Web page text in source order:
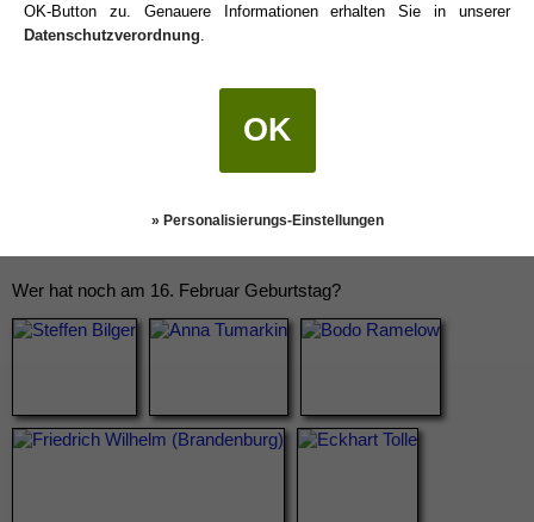
Wer hat noch am 16. Februar Geburtstag?
OK-Button zu. Genauere Informationen erhalten Sie in unserer
Datenschutzverordnung.
OK
» Personalisierungs-Einstellungen